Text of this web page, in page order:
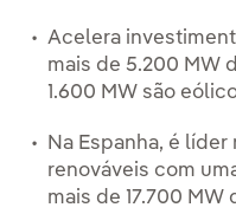
Acelera
mais de 5.200 MW
1.600 MW são
Na Espanha, é
renováveis com
mais de 17.700